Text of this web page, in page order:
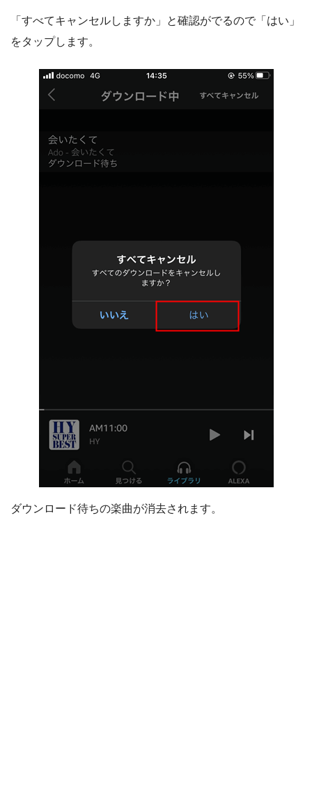
「すべてキャンセルしますか」と確認がでるので「はい」
をタップします。
ダウンロード待ちの楽曲が消去されます。